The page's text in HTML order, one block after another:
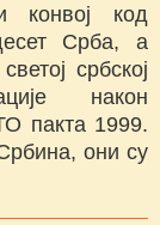
конвој код
Срба, а
србској
након
пакта 1999.
они су